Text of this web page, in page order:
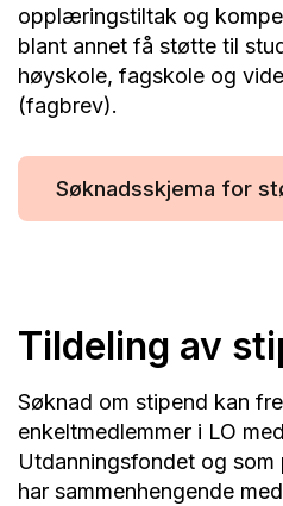
opplæringstiltak og
blant annet få støtte til
høyskole, fagskole og
(fagbrev).
Søknadsskjema for
Tildeling av
Søknad om stipend kan
enkeltmedlemmer i LO
Utdanningsfondet og
har sammenhengende